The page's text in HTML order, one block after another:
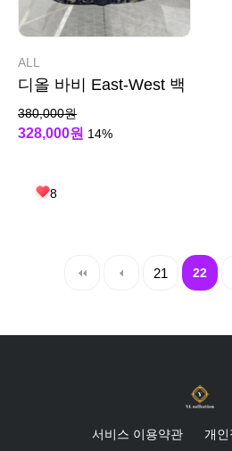
ALL
디올 바비 East-West 백
380,000원
328,000원 14%
8
21 22
서비스 이용약관 개